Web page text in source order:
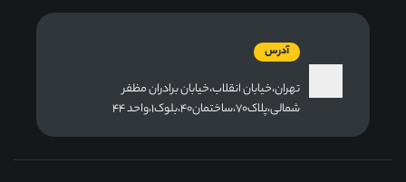
آدرس
تهران،خیابان انقلاب،خیابان برادران مظفر
شمالی،پلاک۷۰،ساختمان۴۰،بلوک۱،واحد ۴۴